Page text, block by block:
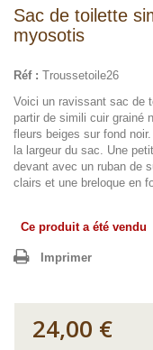
Sac de toilette
myosotis
Réf : Troussetoile26
Voici un ravissant sac de
partir de simili cuir grainé
fleurs beiges sur fond
la largeur du sac. Une
devant avec un ruban de
clairs et une breloque en
Ce produit a été vendu
Imprimer
24,00 €